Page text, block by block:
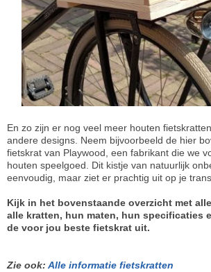
En zo zijn er nog veel meer houten
andere designs. Neem bijvoorbeeld de hier
fietskrat van Playwood, een fabrikant die we
houten speelgoed. Dit kistje van natuurlijk
eenvoudig, maar ziet er prachtig uit op je
Kijk in het bovenstaande overzicht met
alle kratten, hun maten, hun specificaties
de voor jou beste fietskrat uit.
Zie ook: Alle informatie fietskratten